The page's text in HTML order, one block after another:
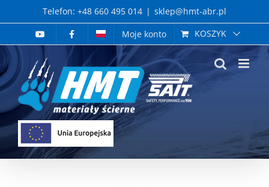
to
Telefon: +48 660 495 014 | sklep@hmt-abr.pl
Moje konto
KOSZYK